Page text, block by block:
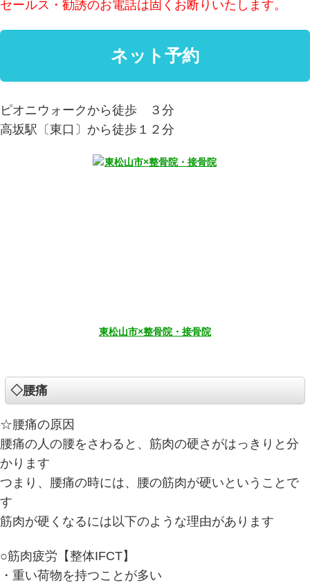
セールス・勧誘のお電話は固くお断りいたします。
ピオニウォークから徒歩 ３分
高坂駅〔東口〕から徒歩１２分
東松山市×整骨院・接骨院
◇腰痛
☆腰痛の原因
腰痛の人の腰をさわると、筋肉の硬さがはっきりと分
かります
つまり、腰痛の時には、腰の筋肉が硬いということで
す
筋肉が硬くなるには以下のような理由があります
○筋肉疲労【整体IFCT】
・重い荷物を持つことが多い